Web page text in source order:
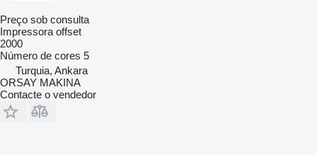
Preço sob consulta
Impressora offset
2000
Número de cores 5
Turquia, Ankara
ORSAY MAKINA
Contacte o vendedor